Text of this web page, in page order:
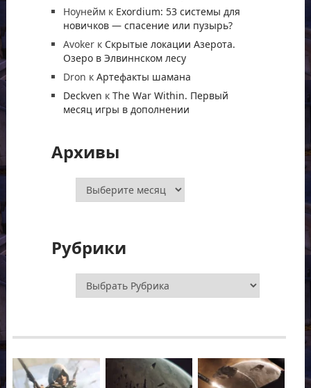
Ноунеймк Exordium: 53 системы для
новичков — спасение или пузырь?
Avokerк Скрытые локации Азерота.
Озеро в Элвиннском лесу
Dron к Артефакты шамана
Deckven к The War Within. Первый
месяц игры в дополнении
Архивы
Архивы
Рубрики
Рубрики